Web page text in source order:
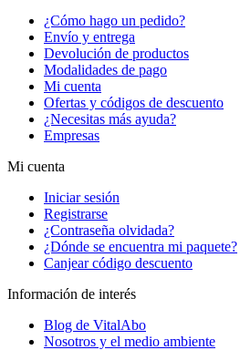
¿Cómo hago un pedido?
Envío y entrega
Devolución de productos
Modalidades de pago
Mi cuenta
Ofertas y códigos de descuento
¿Necesitas más ayuda?
Empresas
Mi cuenta
Iniciar sesión
Registrarse
¿Contraseña olvidada?
¿Dónde se encuentra mi paquete?
Canjear código descuento
Información de interés
Blog de VitalAbo
Nosotros y el medio ambiente